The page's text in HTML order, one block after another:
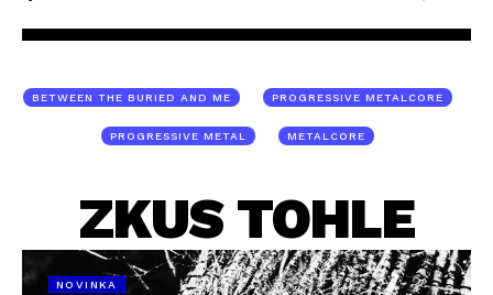
BETWEEN THE BURIED AND ME PROGRESSIVE METALCORE
PROGRESSIVE METAL METALCORE
ZKUS TOHLE
NOVINKA